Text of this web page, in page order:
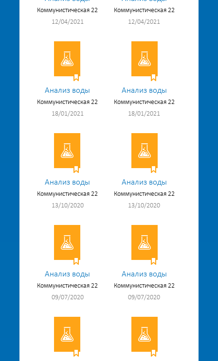
Коммунистическая 22
12/04/2021
Коммунистическая 22
12/04/2021
Анализ воды
Коммунистическая 22
18/01/2021
Анализ воды
Коммунистическая 22
18/01/2021
Анализ воды
Коммунистическая 22
13/10/2020
Анализ воды
Коммунистическая 22
13/10/2020
Анализ воды
Коммунистическая 22
09/07/2020
Анализ воды
Коммунистическая 22
09/07/2020